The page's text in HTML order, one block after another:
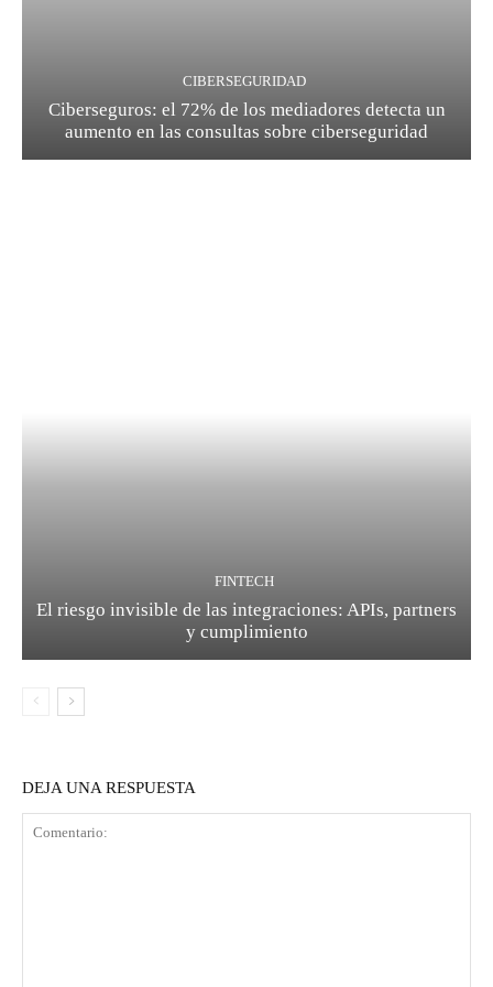
CIBERSEGURIDAD
Ciberseguros: el 72% de los mediadores detecta un
aumento en las consultas sobre ciberseguridad
FINTECH
El riesgo invisible de las integraciones: APIs, partners
y cumplimiento
DEJA UNA RESPUESTA